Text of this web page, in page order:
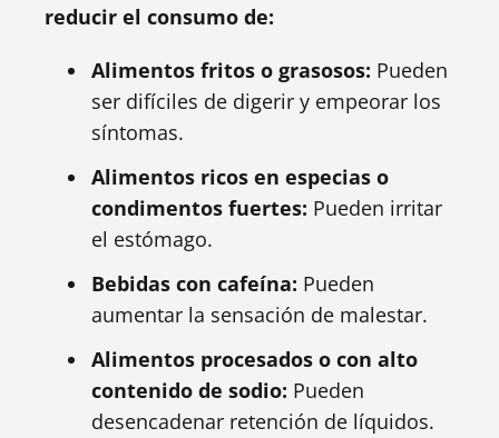
reducir el consumo de:
Alimentos fritos o grasosos: Pueden
ser difíciles de digerir y empeorar los
síntomas.
Alimentos ricos en especias o
condimentos fuertes: Pueden irritar
el estómago.
Bebidas con cafeína: Pueden
aumentar la sensación de malestar.
Alimentos procesados o con alto
contenido de sodio: Pueden
desencadenar retención de líquidos.